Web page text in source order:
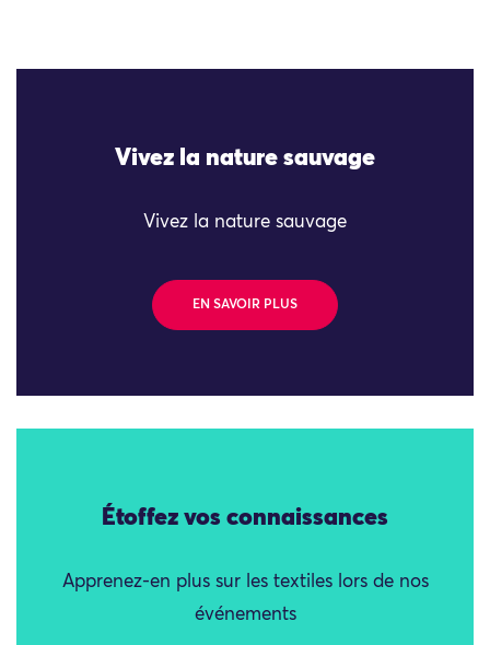
Vivez la nature sauvage
Vivez la nature sauvage
EN SAVOIR PLUS
Étoffez vos connaissances
Apprenez-en plus sur les textiles lors de nos
événements